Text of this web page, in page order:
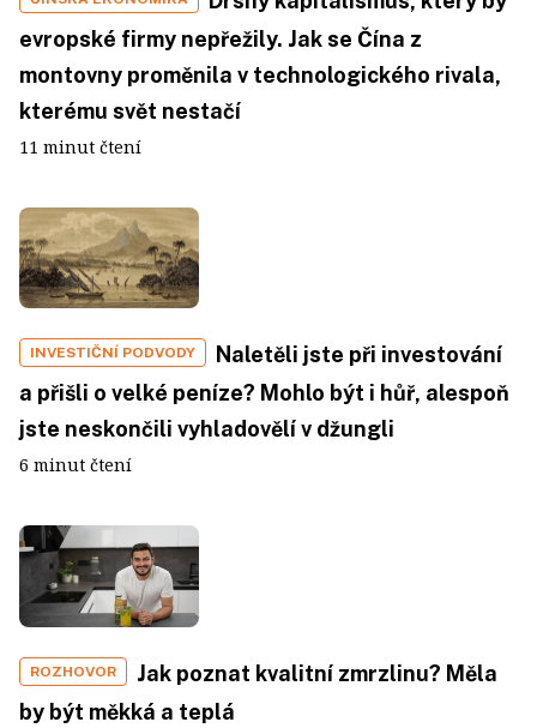
evropské firmy nepřežily. Jak se Čína z
montovny proměnila v technologického rivala,
kterému svět nestačí
11 minut čtení
INVESTIČNÍ PODVODY
Naletěli jste při investování
a přišli o velké peníze? Mohlo být i hůř, alespoň
jste neskončili vyhladovělí v džungli
6 minut čtení
ROZHOVOR
Jak poznat kvalitní zmrzlinu? Měla
by být měkká a teplá